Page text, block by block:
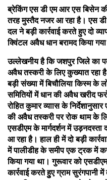
ब्रेकिंग एस डी एम आर एस बिसेन
तरह मुस्‍तैद नजर आ रहा है। एस डी
दल ने बड़ी कार्रवाई करते हुए दो
क्विंटल अवैध धान बरामद किया
उल्‍लेखनीय है कि जशपुर जिले का
अवैध तस्‍करी के लिए कुख्‍यात रहा
बड़ी संख्‍या में बिचौलिया किस्‍म के
समितियों में धान की अवैध खरीद
रोहित कुमार व्‍याास के
की अवैध तस्‍करी पर रोक थाम के
एसडीएम के मार्गदर्शन में
आ रहा है। हाल ही में दो बड़ी
में पालीडीह के समीप एक ट्रक में
किया गया था। गुरूवार को
कार्रवाई करते हुुए ग्राम